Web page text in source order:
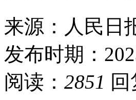
来源：人民日
发布时期：
阅读： 2851 回